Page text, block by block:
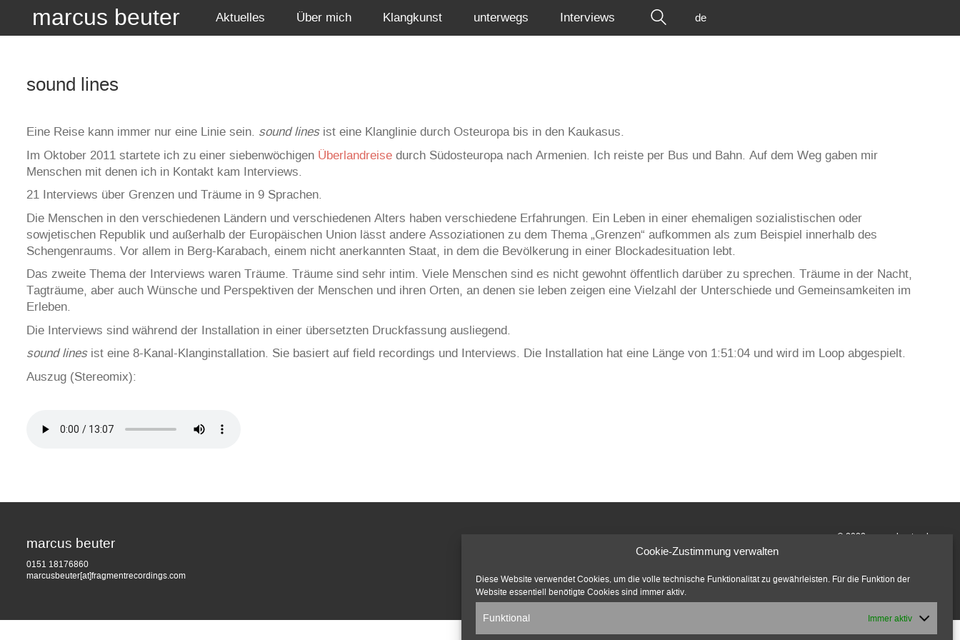
Cookie-Zustimmung verwalten
Diese Website verwendet Cookies, um die volle technische Funktionalität zu gewährleisten. Für die Funktion der
Website essentiell benötigte Cookies sind immer aktiv.
Funktional Immer aktiv
marcus beuter Aktuelles Über mich Klangkunst unterwegs Interviews de
sound lines
Eine Reise kann immer nur eine Linie sein. sound linesist eine Klanglinie durch Osteuropa bis in den Kaukasus.
Im Oktober 2011 startete ich zu einer siebenwöchigen Überlandreise durch Südosteuropa nach Armenien. Ich reiste per Bus und Bahn. Auf dem Weg gaben mir
Menschen mit denen ich in Kontakt kam Interviews.
21 Interviews über Grenzen und Träume in 9 Sprachen.
Die Menschen in den verschiedenen Ländern und verschiedenen Alters haben verschiedene Erfahrungen. Ein Leben in einer ehemaligen sozialistischen oder
sowjetischen Republik und außerhalb der Europäischen Union lässt andere Assoziationen zu dem Thema „Grenzen“ aufkommen als zum Beispiel innerhalb des
Schengenraums. Vor allem in Berg-Karabach, einem nicht anerkannten Staat, in dem die Bevölkerung in einer Blockadesituation lebt.
Das zweite Thema der Interviews waren Träume. Träume sind sehr intim. Viele Menschen sind es nicht gewohnt öffentlich darüber zu sprechen. Träume in der Nacht,
Tagträume, aber auch Wünsche und Perspektiven der Menschen und ihren Orten, an denen sie leben zeigen eine Vielzahl der Unterschiede und Gemeinsamkeiten im
Erleben.
Die Interviews sind während der Installation in einer übersetzten Druckfassung ausliegend.
sound linesist eine 8-Kanal-Klanginstallation. Sie basiert auf field recordings und Interviews. Die Installation hat eine Länge von 1:51:04 und wird im Loop abgespielt.
Auszug (Stereomix):
marcus beuter
0151 18176860
marcusbeuter[at]fragmentrecordings.com
© 2022 marcusbeuter.de
Impressum|Datenschutzerklärung